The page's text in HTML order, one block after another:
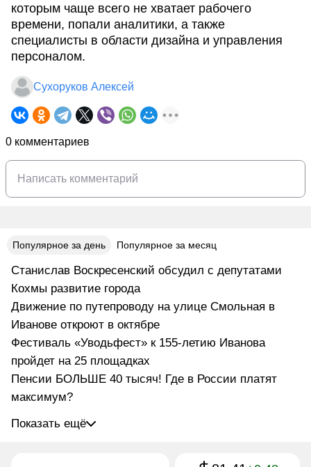
которым чаще всего не хватает рабочего
времени, попали аналитики, а также
специалисты в области дизайна и управления
персоналом.
Сухоруков Алексей
0 комментариев
Популярное за день Популярное за месяц
Станислав Воскресенский обсудил с депутатами
Кохмы развитие города
Движение по путепроводу на улице Смольная в
Иванове откроют в октябре
Фестиваль «Уводьфест» к 155-летию Иванова
пройдет на 25 площадках
Пенсии БОЛЬШЕ 40 тысяч! Где в России платят
максимум?
Показать ещё